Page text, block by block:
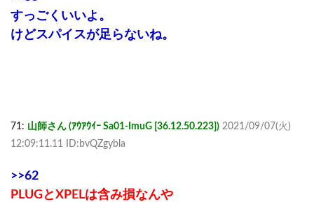
すっごくいいよ。
けどスパイスが足らないね。
71: 山師さん (ｱｳｱｳｲｰ Sa01-ImuG [36.12.50.223]) 2021/09/07(火)
12:09:11.11 ID:bvQZgybla
>>62
PLUGとXPELは含み損なんや